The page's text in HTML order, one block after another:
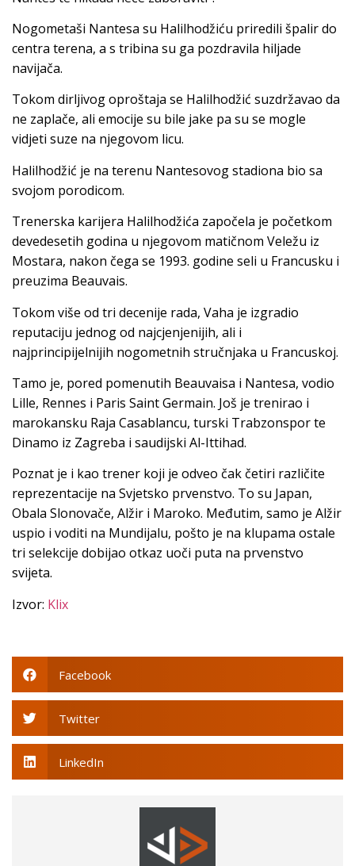
Nogometaši Nantesa su Halilhodžiću priredili špalir do
centra terena, a s tribina su ga pozdravila hiljade
navijača.
Tokom dirljivog oproštaja se Halilhodžić suzdržavao da
ne zaplače, ali emocije su bile jake pa su se mogle
vidjeti suze na njegovom licu.
Halilhodžić je na terenu Nantesovog stadiona bio sa
svojom porodicom.
Trenerska karijera Halilhodžića započela je početkom
devedesetih godina u njegovom matičnom Veležu iz
Mostara, nakon čega se 1993. godine seli u Francusku i
preuzima Beauvais.
Tokom više od tri decenije rada, Vaha je izgradio
reputaciju jednog od najcjenjenijih, ali i
najprincipijelnijih nogometnih stručnjaka u Francuskoj.
Tamo je, pored pomenutih Beauvaisa i Nantesa, vodio
Lille, Rennes i Paris Saint Germain. Još je trenirao i
marokansku Raja Casablancu, turski Trabzonspor te
Dinamo iz Zagreba i saudijski Al-Ittihad.
Poznat je i kao trener koji je odveo čak četiri različite
reprezentacije na Svjetsko prvenstvo. To su Japan,
Obala Slonovače, Alžir i Maroko. Međutim, samo je Alžir
uspio i voditi na Mundijalu, pošto je na klupama ostale
tri selekcije dobijao otkaz uoči puta na prvenstvo
svijeta.
Izvor: Klix
Facebook
Twitter
LinkedIn